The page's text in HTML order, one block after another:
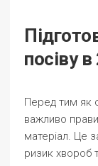
посіву
Перед тим як
важливо
матеріал. Це
ризик хвороб